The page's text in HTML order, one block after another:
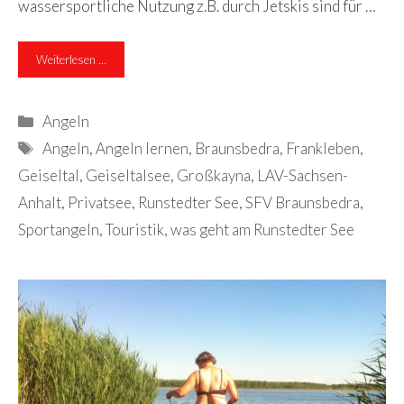
wassersportliche Nutzung z.B. durch Jetskis sind für …
Weiterlesen …
Kategorien
Angeln
Schlagwörter
Angeln,Angeln lernen, Braunsbedra, Frankleben,
Geiseltal, Geiseltalsee, Großkayna, LAV-Sachsen-
Anhalt, Privatsee, Runstedter See,SFV Braunsbedra,
Sportangeln,Touristik,was geht am Runstedter See